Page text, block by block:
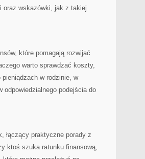
oraz wskazówki, jak z takiej
które pomagają rozwijać
warto sprawdzać koszty,
w rodzinie, w
podejścia do
łączący praktyczne porady z
ktoś szuka ratunku finansową,